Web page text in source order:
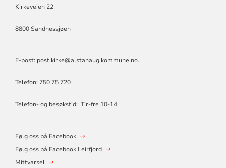
Kirkeveien 22
8800 Sandnessjøen
E-post: post.kirke@alstahaug.kommune.no.
Telefon: 750 75 720
Telefon- og besøkstid: Tir-fre 10-14
Følg oss på Facebook
Følg oss på Facebook Leirfjord
Mittvarsel